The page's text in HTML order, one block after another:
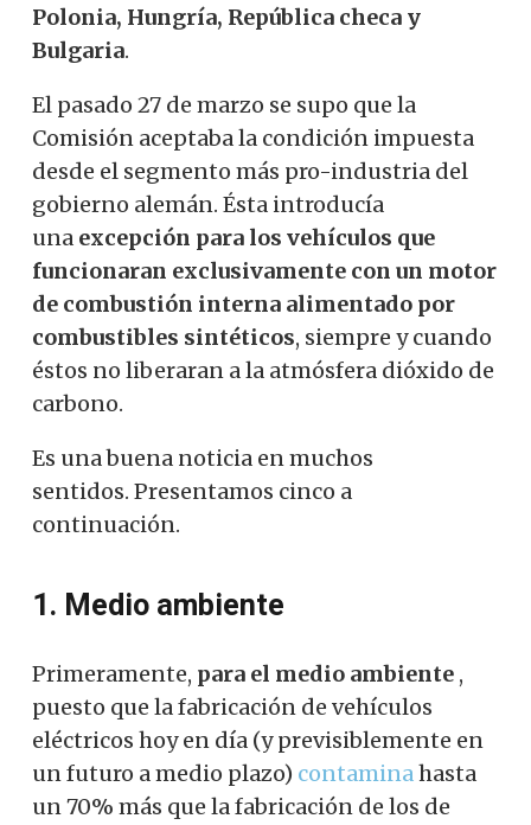
Polonia, Hungría, República checa y
Bulgaria.
El pasado 27 de marzo se supo que la
Comisión aceptaba la condición impuesta
desde el segmento más pro-industria del
gobierno alemán. Ésta introducía
una excepción para los vehículos que
funcionaran exclusivamente con un motor
de combustión interna alimentado por
combustibles sintéticos, siempre y cuando
éstos no liberaran a la atmósfera dióxido de
carbono.
Es una buena noticia en muchos
sentidos. Presentamos cinco a
continuación.
1. Medio ambiente
Primeramente, para el medio ambiente ,
puesto que la fabricación de vehículos
eléctricos hoy en día (y previsiblemente en
un futuro a medio plazo) contaminahasta
un 70% más que la fabricación de los de